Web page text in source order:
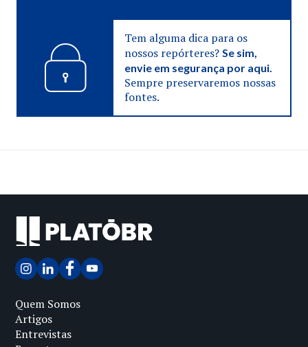
Tem alguma dica para os
nossos repórteres? Se sim,
envie em segurança por aqui.
Sempre preservaremos nossas
fontes.
Quem Somos
Artigos
Entrevistas